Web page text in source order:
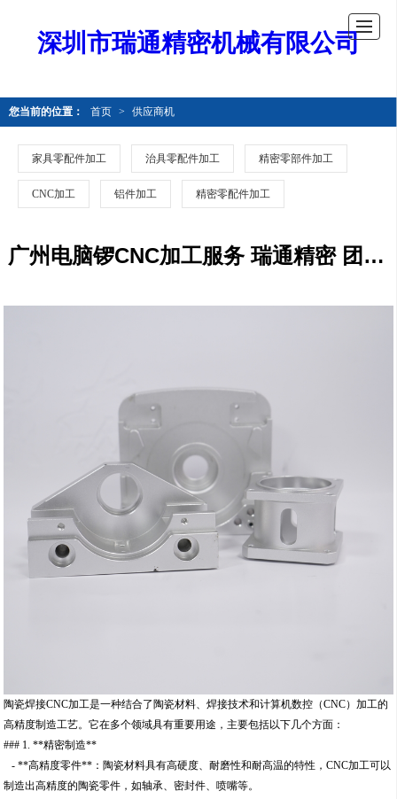
深圳市瑞通精密机械有限公司
您当前的位置： 首页 > 供应商机
家具零配件加工 治具零配件加工 精密零部件加工
CNC加工 铝件加工 精密零配件加工
广州电脑锣CNC加工服务 瑞通精密 团队服务
陶瓷焊接CNC加工是一种结合了陶瓷材料、焊接技术和计算机数控（CNC）加工的
高精度制造工艺。它在多个领域具有重要用途，主要包括以下几个方面：
### 1. **精密制造**
- **高精度零件**：陶瓷材料具有高硬度、耐磨性和耐高温的特性，CNC加工可以
制造出高精度的陶瓷零件，如轴承、密封件、喷嘴等。